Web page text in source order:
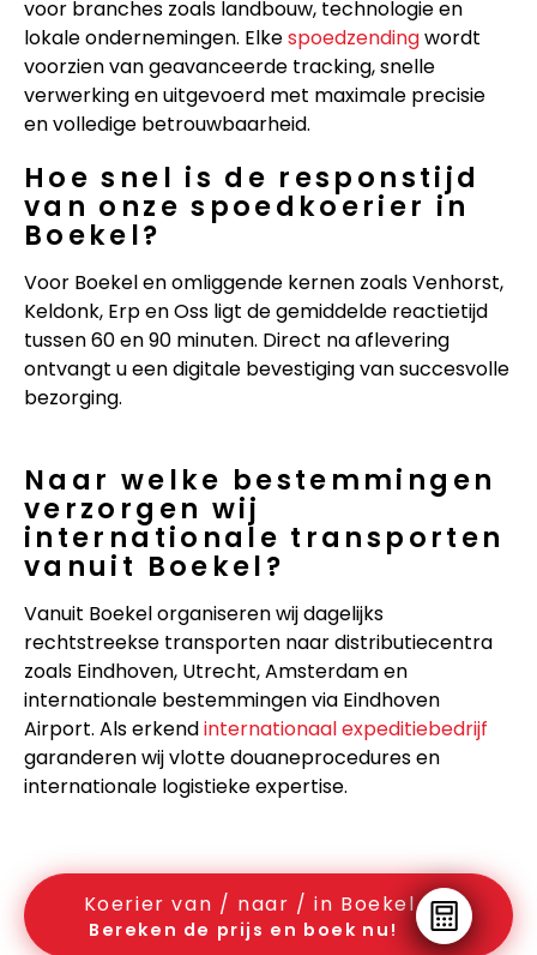
voor branches zoals landbouw, technologie en
lokale ondernemingen. Elkespoedzendingwordt
voorzien van geavanceerde tracking, snelle
verwerking en uitgevoerd met maximale precisie
en volledige betrouwbaarheid.
Hoe snel is de responstijd
van onze spoedkoerier in
Boekel?
Voor Boekel en omliggende kernen zoals Venhorst,
Keldonk, Erp en Oss ligt de gemiddelde reactietijd
tussen 60 en 90 minuten. Direct na aflevering
ontvangt u een digitale bevestiging van succesvolle
bezorging.
Naar welke bestemmingen
verzorgen wij
internationale transporten
vanuit Boekel?
Vanuit Boekel organiseren wij dagelijks
rechtstreekse transporten naar distributiecentra
zoals Eindhoven, Utrecht, Amsterdam en
internationale bestemmingen via Eindhoven
Airport. Als erkendinternationaal expeditiebedrijf
garanderen wij vlotte douaneprocedures en
internationale logistieke expertise.
Koerier van / naar / in Boekel
Bereken de prijs en boek nu!